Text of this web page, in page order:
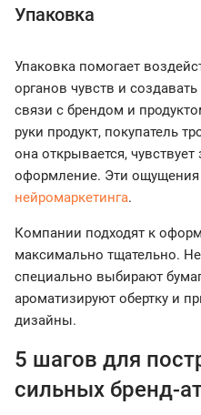
Упаковка
Упаковка помогает
органов чувств и
связи с брендом и
руки продукт, покупатель
она открывается,
оформление. Эти
нейромаркетинга.
Компании подходят к
максимально тщательно.
специально выбирают
ароматизируют обертку и
дизайны.
5 шагов для
сильных бренд-